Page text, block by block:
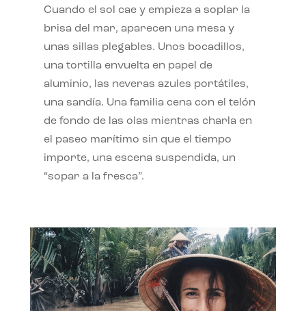
Cuando el sol cae y empieza a soplar la
brisa del mar, aparecen una mesa y
unas sillas plegables. Unos bocadillos,
una tortilla envuelta en papel de
aluminio, las neveras azules portátiles,
una sandía. Una familia cena con el telón
de fondo de las olas mientras charla en
el paseo marítimo sin que el tiempo
importe, una escena suspendida, un
“sopar a la fresca”.